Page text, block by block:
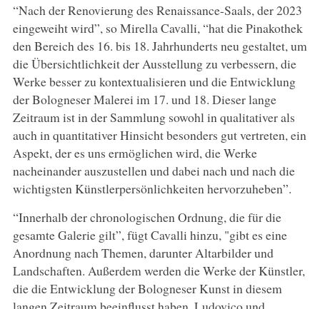
“Nach der Renovierung des Renaissance-Saals, der 2023
eingeweiht wird”, so Mirella Cavalli, “hat die Pinakothek
den Bereich des 16. bis 18. Jahrhunderts neu gestaltet, um
die Übersichtlichkeit der Ausstellung zu verbessern, die
Werke besser zu kontextualisieren und die Entwicklung
der Bologneser Malerei im 17. und 18. Dieser lange
Zeitraum ist in der Sammlung sowohl in qualitativer als
auch in quantitativer Hinsicht besonders gut vertreten, ein
Aspekt, der es uns ermöglichen wird, die Werke
nacheinander auszustellen und dabei nach und nach die
wichtigsten Künstlerpersönlichkeiten hervorzuheben”.
“Innerhalb der chronologischen Ordnung, die für die
gesamte Galerie gilt”, fügt Cavalli hinzu, "gibt es eine
Anordnung nach Themen, darunter Altarbilder und
Landschaften. Außerdem werden die Werke der Künstler,
die die Entwicklung der Bologneser Kunst in diesem